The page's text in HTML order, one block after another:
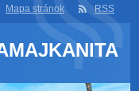
Mapa stránok RSS